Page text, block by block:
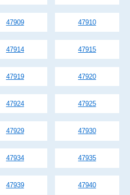
47909 47910
47914 47915
47919 47920
47924 47925
47929 47930
47934 47935
47939 47940